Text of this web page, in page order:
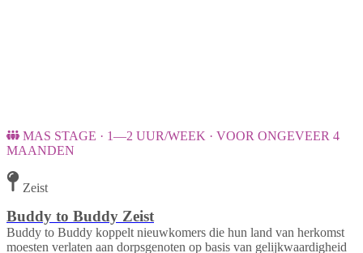
MAS STAGE · 1—2 UUR/WEEK · VOOR ONGEVEER 4
MAANDEN
Zeist
Buddy to Buddy Zeist
Buddy to Buddy koppelt nieuwkomers die hun land van herkomst
moesten verlaten aan dorpsgenoten op basis van gelijkwaardigheid